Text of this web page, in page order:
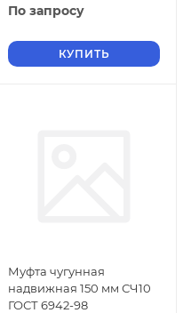
По запросу
КУПИТЬ
Муфта чугунная
надвижная 150 мм СЧ10
ГОСТ 6942-98